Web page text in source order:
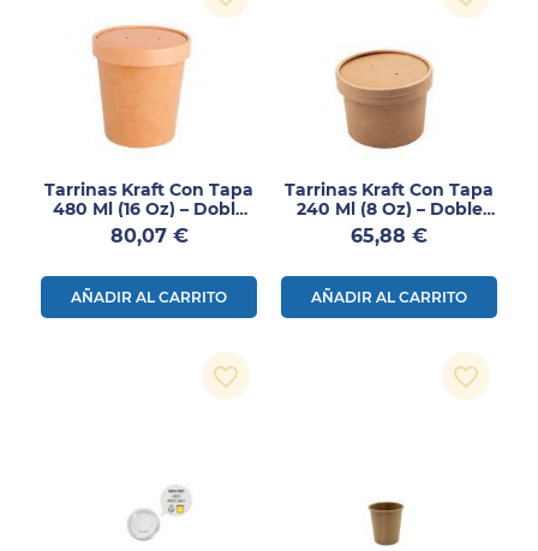
Tarrinas Kraft Con Tapa
480 Ml (16 Oz) – Doble
Pared – 250 Unidades
Precio
80,07 €
AÑADIR AL CARRITO
Tarrinas Kraft Con Tapa
240 Ml (8 Oz) – Doble
Pared – 250 Unidades
Precio
65,88 €
AÑADIR AL CARRITO
favorite_border favorite_border